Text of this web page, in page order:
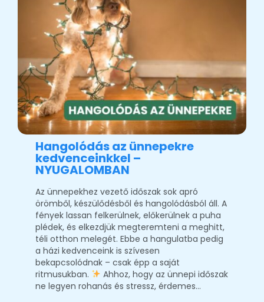
Hangolódás az ünnepekre
kedvenceinkkel –
NYUGALOMBAN
Az ünnepekhez vezető időszak sok apró
örömből, készülődésből és hangolódásból áll. A
fények lassan felkerülnek, előkerülnek a puha
plédek, és elkezdjük megteremteni a meghitt,
téli otthon melegét. Ebbe a hangulatba pedig
a házi kedvenceink is szívesen
bekapcsolódnak – csak épp a saját
ritmusukban.
Ahhoz, hogy az ünnepi időszak
ne legyen rohanás és stressz, érdemes…